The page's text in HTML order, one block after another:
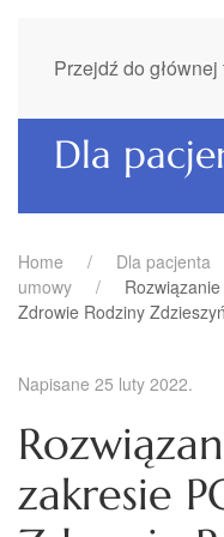
Przejdź do głównej
Dla
Home Dla pacjenta
umowy
Zdrowie Rodziny
Napisane 25 luty 2022.
zakresie